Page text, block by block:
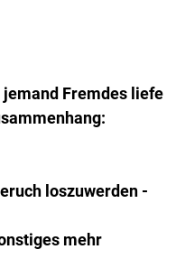
jemand Fremdes liefe
loszuwerden -
mehr